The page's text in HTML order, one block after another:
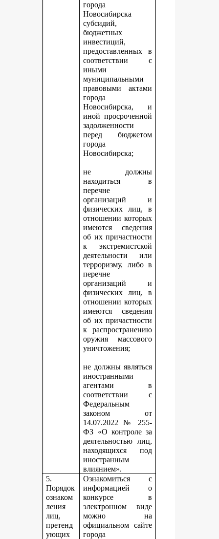
города
Новосибирска
субсидий,
бюджетных
инвестиций,
предоставленных в
соответствии с
иными
муниципальными
правовыми актами
города
Новосибирска, и
иной просроченной
задолженности
перед бюджетом
города
Новосибирска;
не должны
находиться в
перечне
организаций и
физических лиц, в
отношении которых
имеются сведения
об их причастности
к экстремистской
деятельности или
терроризму, либо в
перечне
организаций и
физических лиц, в
отношении которых
имеются сведения
об их причастности
к распространению
оружия массового
уничтожения;
не должны являться
иностранными
агентами в
соответствии с
Федеральным
законом от
14.07.2022 № 255-
ФЗ «О контроле за
деятельностью лиц,
находящихся под
иностранным
влиянием».
5.
Порядок
ознаком
ления
лиц,
претенд
ующих
Ознакомиться с
информацией о
конкурсе в
электронном виде
можно на
официальном сайте
города